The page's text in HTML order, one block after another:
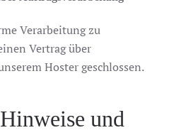
Verarbeitung zu
Vertrag über
Hoster geschlossen.
und